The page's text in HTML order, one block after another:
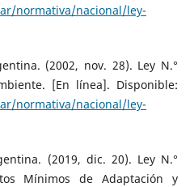
normativa/nacional/ley-
(2002, nov. 28). Ley N.°
[En línea]. Disponible:
normativa/nacional/ley-
(2019, dic. 20). Ley N.°
Mínimos de Adaptación y